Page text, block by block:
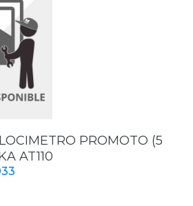
PROMOTO (5
AT110